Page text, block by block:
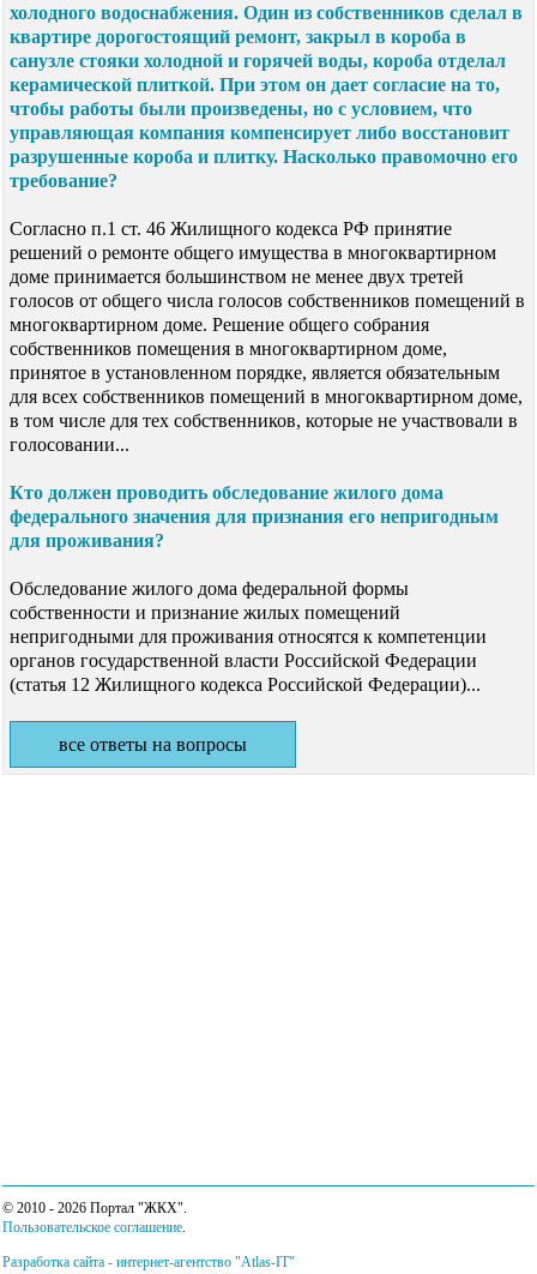
холодного водоснабжения. Один из собственников сделал в
квартире дорогостоящий ремонт, закрыл в короба в
санузле стояки холодной и горячей воды, короба отделал
керамической плиткой. При этом он дает согласие на то,
чтобы работы были произведены, но с условием, что
управляющая компания компенсирует либо восстановит
разрушенные короба и плитку. Насколько правомочно его
требование?
Согласно п.1 ст. 46 Жилищного кодекса РФ принятие
решений о ремонте общего имущества в многоквартирном
доме принимается большинством не менее двух третей
голосов от общего числа голосов собственников помещений в
многоквартирном доме. Решение общего собрания
собственников помещения в многоквартирном доме,
принятое в установленном порядке, является обязательным
для всех собственников помещений в многоквартирном доме,
в том числе для тех собственников, которые не участвовали в
голосовании...
Кто должен проводить обследование жилого дома
федерального значения для признания его непригодным
для проживания?
Обследование жилого дома федеральной формы
собственности и признание жилых помещений
непригодными для проживания относятся к компетенции
органов государственной власти Российской Федерации
(статья 12 Жилищного кодекса Российской Федерации)...
все ответы на вопросы
© 2010 - 2026 Портал "ЖКХ".
Пользовательское соглашение